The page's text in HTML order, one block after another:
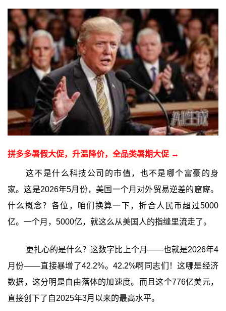
拼多多暑假大促，升温降价，全品类暑期大促 →
这不是什么科技公司的市值，也不是哪个富豪的身
家。这是2026年5月份，美国一个月对外贸易逆差的窟窿。
什么概念？各位，咱们换算一下，折合人民币超过5000
亿。一个月，5000亿，就这么从美国人的指缝里流走了。
更扎心的是什么？这数字比上个月——也就是2026年4
月份——直接暴增了42.2%。42.2%啊同志们！这哪是经济
数据，这分明是自由落体的加速度。而且这个776亿美元，
直接创下了自2025年3月以来的最高水平。